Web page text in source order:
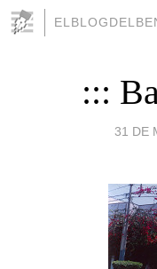
:::
31 DE